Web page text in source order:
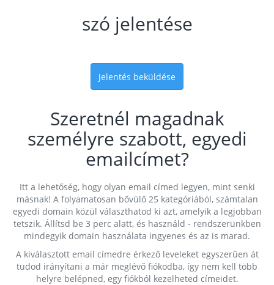
szó jelentése
Jelentés beküldése
Szeretnél magadnak
személyre szabott, egyedi
emailcímet?
Itt a lehetőség, hogy olyan email címed legyen, mint senki
másnak! A folyamatosan bővülő 25 kategóriából, számtalan
egyedi domain közül választhatod ki azt, amelyik a legjobban
tetszik. Állítsd be 3 perc alatt, és használd - rendszerünkben
mindegyik domain használata ingyenes és az is marad.
A kiválasztott email címedre érkező leveleket egyszerűen át
tudod irányítani a már meglévő fiókodba, így nem kell több
helyre belépned, egy fiókból kezelheted címeidet.